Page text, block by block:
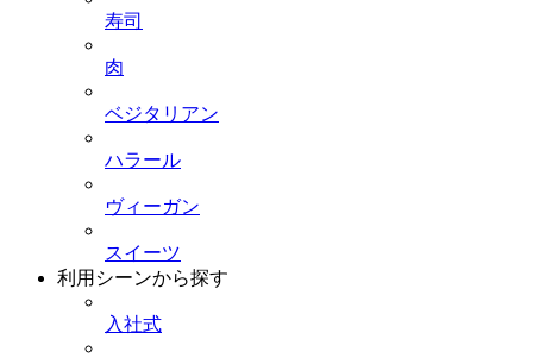
寿司
肉
ベジタリアン
ハラール
ヴィーガン
スイーツ
利用シーンから探す
入社式